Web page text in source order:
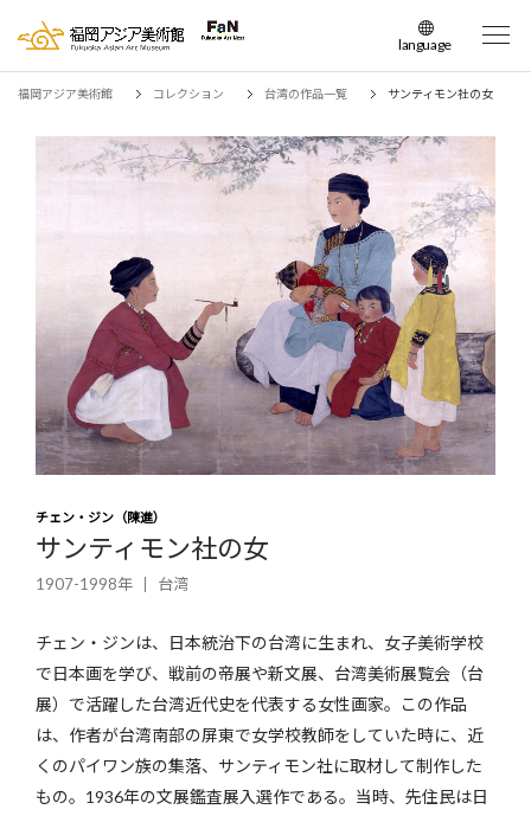
language
日本語
簡体中文
繁体中文
한국어
福岡アジア美術館 コレクション 台湾の作品一覧 サンティモン社の女
チェン・ジン（陳進）
サンティモン社の女
1907-1998年 台湾
チェン・ジンは、日本統治下の台湾に生まれ、女子美術学校
で日本画を学び、戦前の帝展や新文展、台湾美術展覧会（台
展）で活躍した台湾近代史を代表する女性画家。この作品
は、作者が台湾南部の屏東で女学校教師をしていた時に、近
くのパイワン族の集落、サンティモン社に取材して制作した
もの。1936年の文展鑑査展入選作である。当時、先住民は日